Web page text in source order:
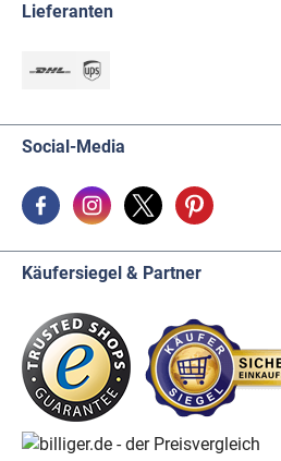
Lieferanten
Social-Media
Käufersiegel & Partner